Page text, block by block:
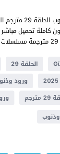
الحلقة 29
ورود